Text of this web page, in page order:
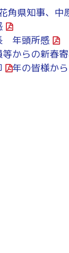
ビジネス
女性会
商工クラ
研究会
新潟国
角県知事、
年頭所感
からの新春
年の皆様か